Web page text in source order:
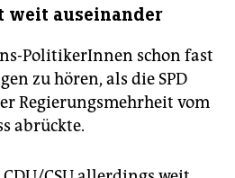
weit auseinander
PolitikerInnen schon fast
zu hören, als die SPD
Regierungsmehrheit vom
abrückte.